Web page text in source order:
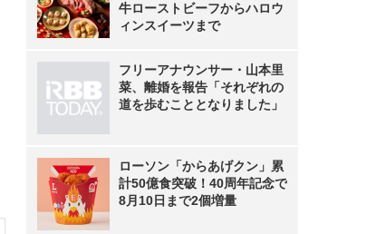
牛ローストビーフからハロウ
ィンスイーツまで
フリーアナウンサー・山本里
菜、離婚を報告「それぞれの
道を歩むこととなりました」
ローソン「からあげクン」累
計50億食突破！40周年記念で
8月10日まで2個増量